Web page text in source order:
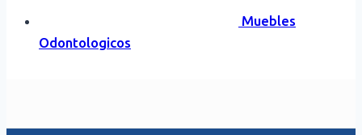
Muebles
Odontologicos